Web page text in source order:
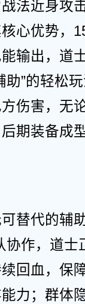
法近身攻
心优势，
输出，道
助”的轻松
伤害，无
期装备成
替代的辅
协作，道
回血，保
力；群体